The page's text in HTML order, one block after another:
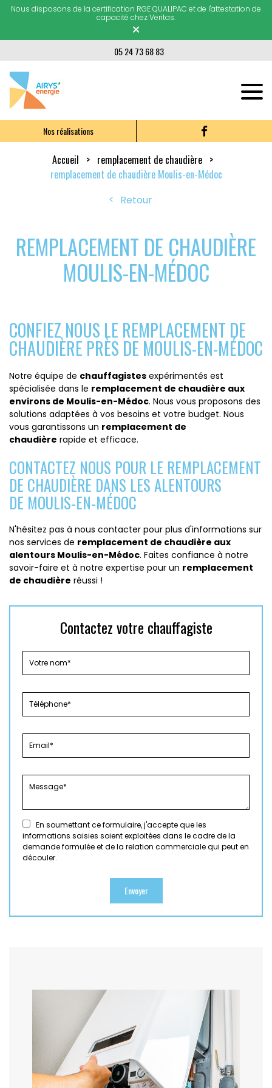
Nous disposons de la certification RGE QUALIPAC et de l'attestation de
capacité chez Veritas.
×
05 24 73 68 83
Nos réalisations
Accueil
remplacement de chaudière
remplacement de chaudière Moulis-en-Médoc
Retour
REMPLACEMENT DE CHAUDIÈRE
MOULIS-EN-MÉDOC
CONFIEZ NOUS LE REMPLACEMENT DE
CHAUDIÈRE PRÈS DE MOULIS-EN-MÉDOC
Notre équipe de chauffagistes expérimentés est
spécialisée dans le remplacement de chaudière aux
environs de Moulis-en-Médoc. Nous vous proposons des
solutions adaptées à vos besoins et votre budget. Nous
vous garantissons un remplacement de
chaudière rapide et efficace.
CONTACTEZ NOUS POUR LE REMPLACEMENT
DE CHAUDIÈRE DANS LES ALENTOURS
DE MOULIS-EN-MÉDOC
N'hésitez pas à nous contacter pour plus d'informations sur
nos services de remplacement de chaudière aux
alentours Moulis-en-Médoc. Faites confiance à notre
savoir-faire et à notre expertise pour un remplacement
de chaudière réussi !
Contactez votre chauffagiste
En soumettant ce formulaire, j'accepte que les
informations saisies soient exploitées dans le cadre de la
demande formulée et de la relation commerciale qui peut en
découler.